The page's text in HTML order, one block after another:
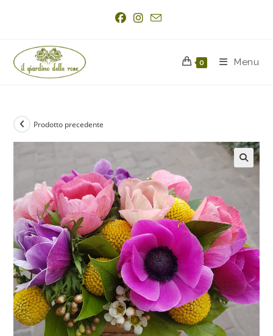
0 Menu
Prodotto precedente
🔍